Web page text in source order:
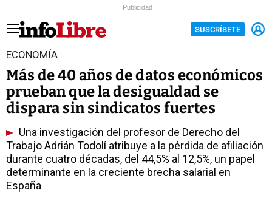
Publicidad
SUSCRÍBETE
ECONOMÍA
Más de 40 años de datos económicos
prueban que la desigualdad se
dispara sin sindicatos fuertes
Una investigación del profesor de Derecho del
Trabajo Adrián Todolí atribuye a la pérdida de afiliación
durante cuatro décadas, del 44,5% al 12,5%, un papel
determinante en la creciente brecha salarial en
España